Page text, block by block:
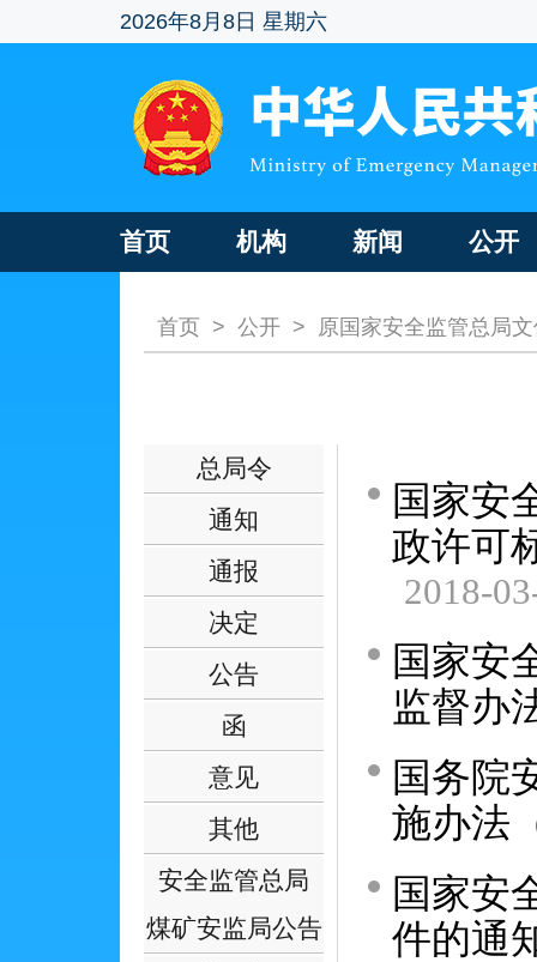
2026年8月8日 星期六
首页 机构 新闻 公开
首页 > 公开 > 原国家安全监管总局
总局令
通知
通报
决定
公告
函
意见
其他
安全监管总局
煤矿安监局公告
国家安
政许可
2018-
国家安
监督办
国务院
施办法
国家安
件的通